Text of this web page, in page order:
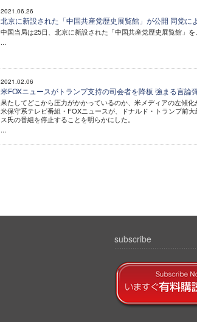
2021.06.26
北京に新設された「中国共産党歴史展覧館」が公開 同党に
中国当局は25日、北京に新設された「中国共産党歴史展覧館」を
...
2021.02.06
米FOXニュースがトランプ支持の司会者を降板 強まる言論
果たしてどこから圧力がかかっているのか、米メディアの左傾化
米保守系テレビ番組・FOXニュースが、ドナルド・トランプ前
ス氏の番組を停止することを明らかにした。
...
subscribe